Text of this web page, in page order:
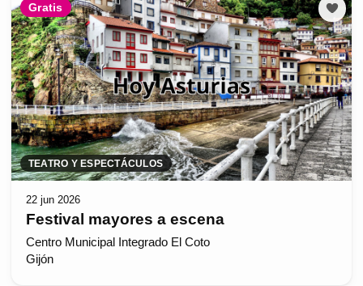
Gratis
TEATRO Y ESPECTÁCULOS
22 jun 2026
Festival mayores a escena
Centro Municipal Integrado El Coto
Gijón